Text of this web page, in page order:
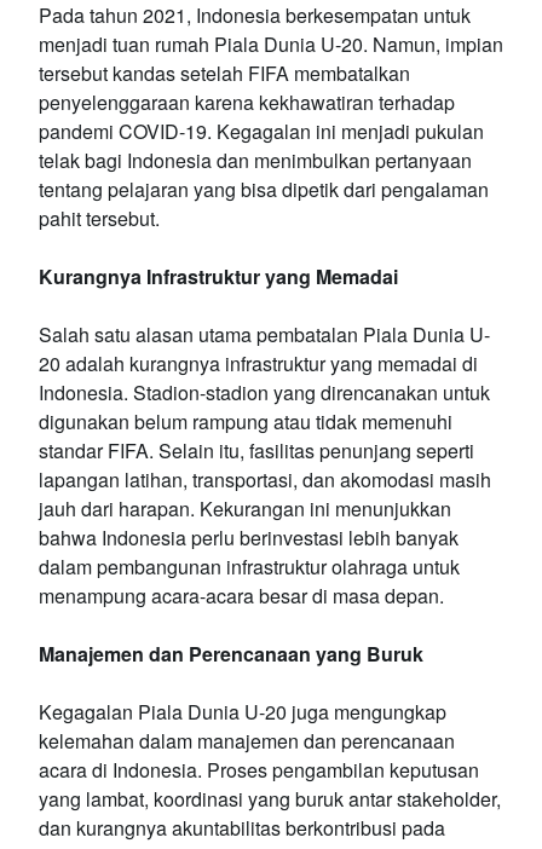
Pada tahun 2021, Indonesia berkesempatan untuk
menjadi tuan rumah Piala Dunia U-20. Namun, impian
tersebut kandas setelah FIFA membatalkan
penyelenggaraan karena kekhawatiran terhadap
pandemi COVID-19. Kegagalan ini menjadi pukulan
telak bagi Indonesia dan menimbulkan pertanyaan
tentang pelajaran yang bisa dipetik dari pengalaman
pahit tersebut.
Kurangnya Infrastruktur yang Memadai
Salah satu alasan utama pembatalan Piala Dunia U-
20 adalah kurangnya infrastruktur yang memadai di
Indonesia. Stadion-stadion yang direncanakan untuk
digunakan belum rampung atau tidak memenuhi
standar FIFA. Selain itu, fasilitas penunjang seperti
lapangan latihan, transportasi, dan akomodasi masih
jauh dari harapan. Kekurangan ini menunjukkan
bahwa Indonesia perlu berinvestasi lebih banyak
dalam pembangunan infrastruktur olahraga untuk
menampung acara-acara besar di masa depan.
Manajemen dan Perencanaan yang Buruk
Kegagalan Piala Dunia U-20 juga mengungkap
kelemahan dalam manajemen dan perencanaan
acara di Indonesia. Proses pengambilan keputusan
yang lambat, koordinasi yang buruk antar stakeholder,
dan kurangnya akuntabilitas berkontribusi pada